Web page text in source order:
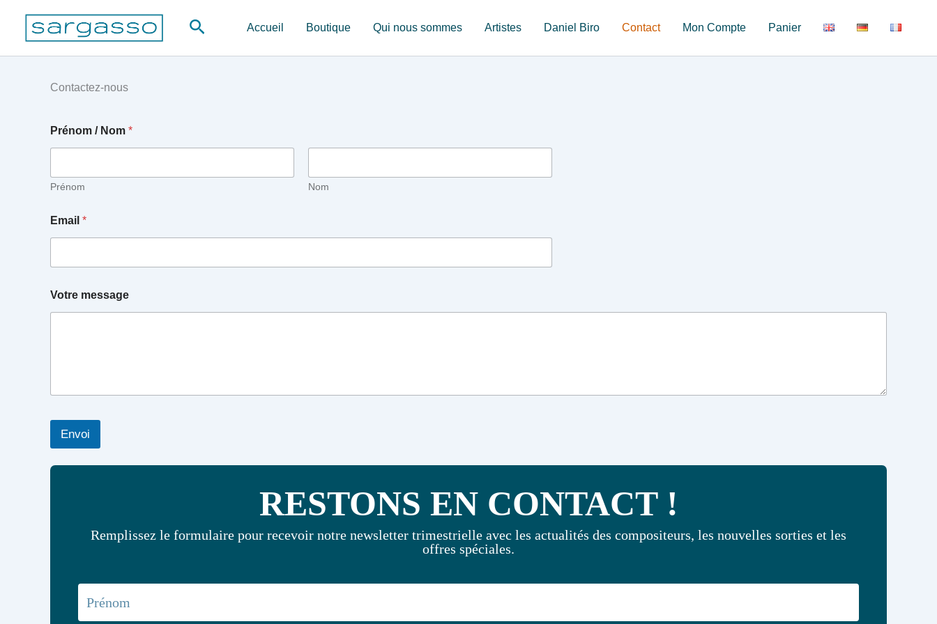
contenu
Rechercher
Accueil Boutique Qui nous sommes Artistes Daniel Biro Contact Mon Compte Panier
Contactez-nous
Prénom / Nom *
Prénom Nom
Email *
Votre message
Envoi
RESTONS EN CONTACT !
Remplissez le formulaire pour recevoir notre newsletter trimestrielle avec les actualités des compositeurs, les nouvelles sorties et les
offres spéciales.